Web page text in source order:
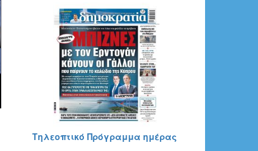
Τηλεοπτικό Πρόγραμμα ημέρας